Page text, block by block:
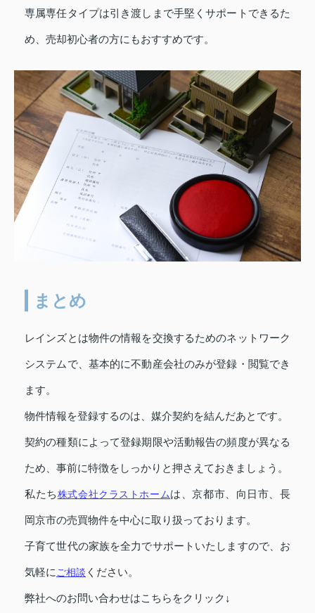
専属専任タイプは引き渡しまで手堅くサポートできるた
め、売却初心者の方にもおすすめです。
まとめ
レインズとは物件の情報を交換するためのネットワーク
システムで、基本的に不動産会社のみが登録・閲覧でき
ます。
物件情報を登録するのは、媒介契約を結んだあとです。
契約の種類によって登録期限や活動報告の頻度が異なる
ため、事前に特徴をしっかりと押さえておきましょう。
私たち株式会社クラストホームは、京都市、向日市、長
岡京市の売買物件を中心に取り扱っております。
子育て世代の家族を全力でサポートいたしますので、お
気軽にご相談 ください。
弊社へのお問い合わせはこちらをクリック↓